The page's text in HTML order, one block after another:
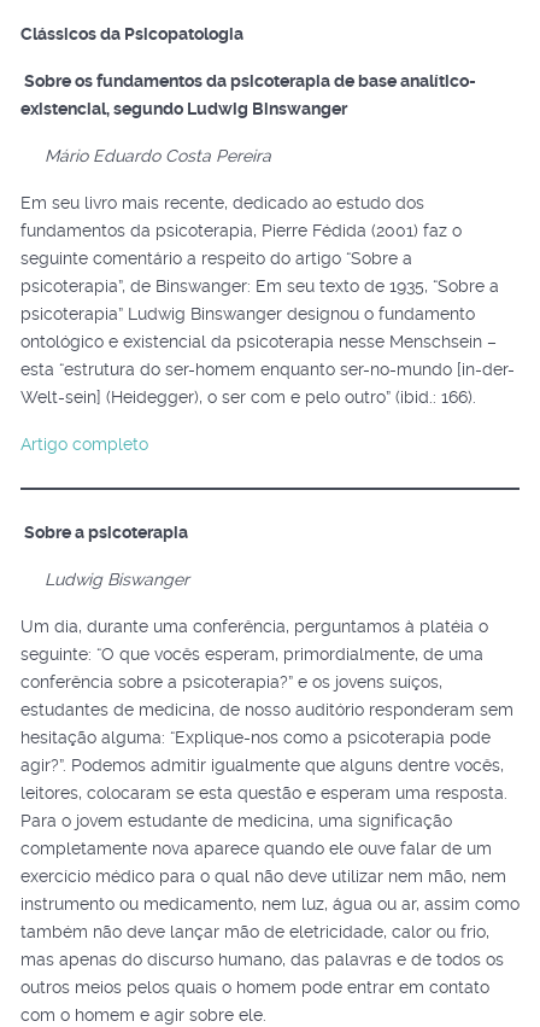
Clássicos da Psicopatologia
Sobre os fundamentos da psicoterapia de base analítico-
existencial, segundo Ludwig Binswanger
Mário Eduardo Costa Pereira
Em seu livro mais recente, dedicado ao estudo dos
fundamentos da psicoterapia, Pierre Fédida (2001) faz o
seguinte comentário a respeito do artigo “Sobre a
psicoterapia”, de Binswanger: Em seu texto de 1935, “Sobre a
psicoterapia” Ludwig Binswanger designou o fundamento
ontológico e existencial da psicoterapia nesse Menschsein –
esta “estrutura do ser-homem enquanto ser-no-mundo [in-der-
Welt-sein] (Heidegger), o ser com e pelo outro” (ibid.: 166).
Artigo completo
Sobre a psicoterapia
Ludwig Biswanger
Um dia, durante uma conferência, perguntamos à platéia o
seguinte: “O que vocês esperam, primordialmente, de uma
conferência sobre a psicoterapia?” e os jovens suíços,
estudantes de medicina, de nosso auditório responderam sem
hesitação alguma: “Explique-nos como a psicoterapia pode
agir?”. Podemos admitir igualmente que alguns dentre vocês,
leitores, colocaram se esta questão e esperam uma resposta.
Para o jovem estudante de medicina, uma significação
completamente nova aparece quando ele ouve falar de um
exercício médico para o qual não deve utilizar nem mão, nem
instrumento ou medicamento, nem luz, água ou ar, assim como
também não deve lançar mão de eletricidade, calor ou frio,
mas apenas do discurso humano, das palavras e de todos os
outros meios pelos quais o homem pode entrar em contato
com o homem e agir sobre ele.